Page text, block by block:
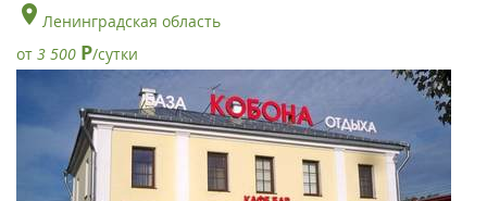
Ленинградская область
от 3 500 Р/сутки